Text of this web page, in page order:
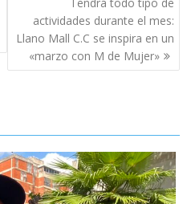
actividades durante el mes:
Llano Mall C.C se inspira en un
«marzo con M de Mujer»